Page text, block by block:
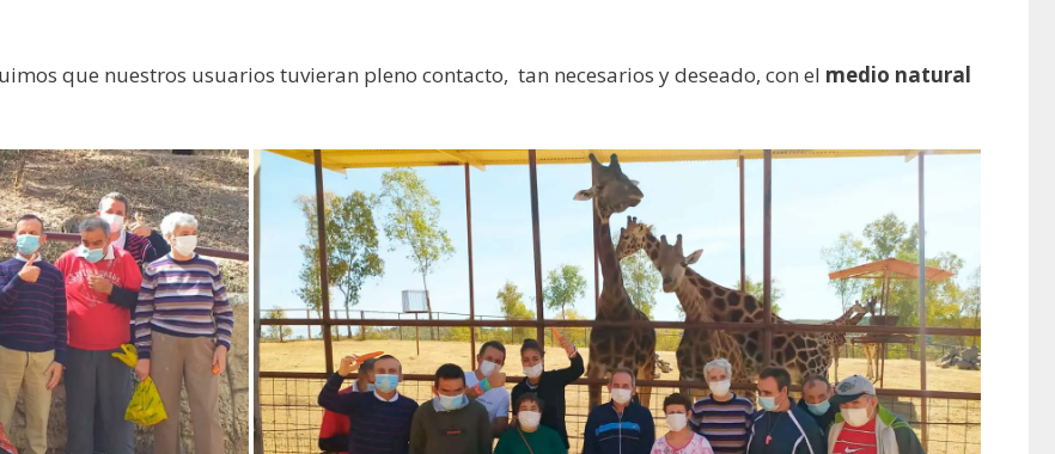
que nuestros usuarios tuvieran pleno contacto, tan necesarios y deseado, con el medio natural